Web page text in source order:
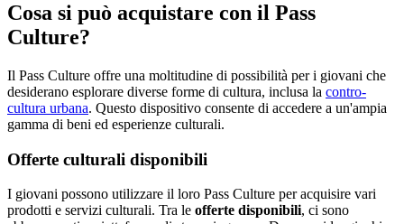
Cosa si può acquistare con il Pass
Culture?
Il Pass Culture offre una moltitudine di possibilità per i giovani che
desiderano esplorare diverse forme di cultura, inclusa la contro-
cultura urbana. Questo dispositivo consente di accedere a un'ampia
gamma di beni ed esperienze culturali.
Offerte culturali disponibili
I giovani possono utilizzare il loro Pass Culture per acquisire vari
prodotti e servizi culturali. Tra le offerte disponibili, ci sono